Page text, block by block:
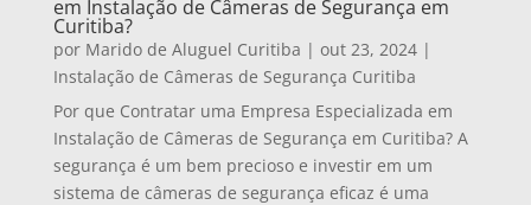
em Instalação de Câmeras de Segurança em
Curitiba?
por Marido de Aluguel Curitiba | out 23, 2024|
Instalação de Câmeras de Segurança Curitiba
Por que Contratar uma Empresa Especializada em
Instalação de Câmeras de Segurança em Curitiba? A
segurança é um bem precioso e investir em um
sistema de câmeras de segurança eficaz é uma